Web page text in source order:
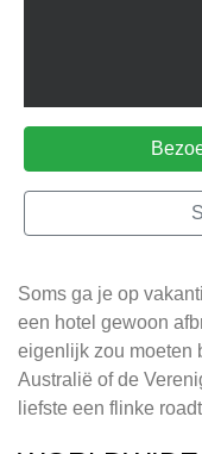
Soms ga je op
een hotel gewoon
eigenlijk zou moeten
Australië of de
liefste een flinke